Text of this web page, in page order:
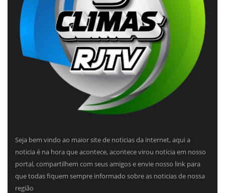
Seja bem vindo ao maior site de noticias da internet, aqui a
noticia é na hora que acontece, acontece virou noticia em nosso
portal, compartilhem com seus amigos e envie nosso link para
que todas fiquem sempre informado sobre as noticias de nossa
região